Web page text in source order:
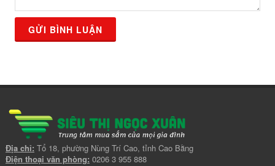
GỬI BÌNH LUẬN
Địa chỉ: Tổ 18, phường Nùng Trí Cao, tỉnh Cao Bằng
Điện thoại văn phòng: 0206 3 955 888